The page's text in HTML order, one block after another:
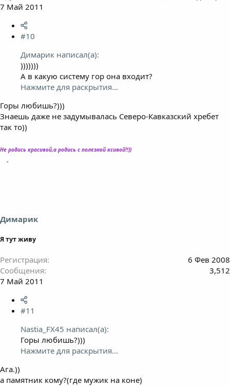
7 Май 2011
#10
Димарик написал(а):
)))))))
А в какую систему гор она входит?
Нажмите для раскрытия...
Горы любишь?)))
Знаешь даже не задумывалась Северо-Кавказский хребет
так то))
Не родись красивой,а родись с полезной ксивой!!))
Димарик
Я тут живу
Регистрация
6 Фев 2008
Сообщения
3,512
7 Май 2011
#11
Nastia_FX45 написал(а):
Горы любишь?)))
Нажмите для раскрытия...
Ага.))
а памятник кому?(где мужик на коне)